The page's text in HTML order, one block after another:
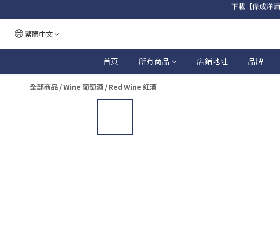
繁體中文
首頁 所有商品 店鋪地址 品牌
全部商品 /Wine 葡萄酒 / Red Wine 紅酒